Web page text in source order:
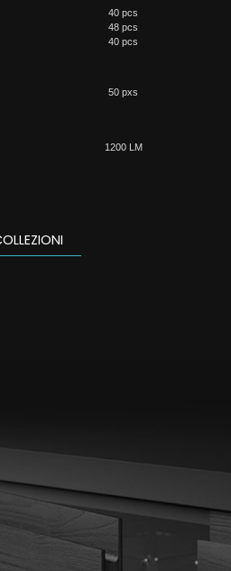
40 pcs
48 pcs
40 pcs
50 pxs
1200 LM